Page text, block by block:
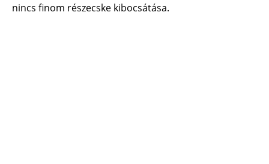
nincs finom részecske kibocsátása.